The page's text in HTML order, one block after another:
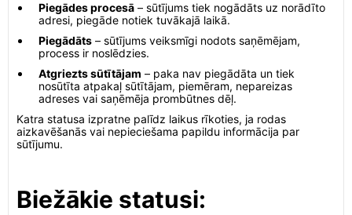
Piegādes procesā – sūtījums tiek nogādāts uz norādīto
adresi, piegāde notiek tuvākajā laikā.
Piegādāts – sūtījums veiksmīgi nodots saņēmējam,
process ir noslēdzies.
Atgriezts sūtītājam – paka nav piegādāta un tiek
nosūtīta atpakaļ sūtītājam, piemēram, nepareizas
adreses vai saņēmēja prombūtnes dēļ.
Katra statusa izpratne palīdz laikus rīkoties, ja rodas
aizkavēšanās vai nepieciešama papildu informācija par
sūtījumu.
Biežākie statusi: